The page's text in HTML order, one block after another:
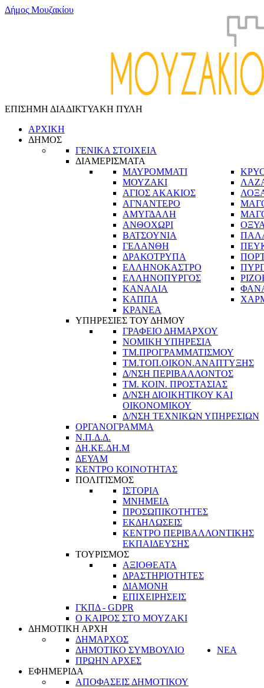
Δήμος Μουζακίου
ΕΠΙΣΗΜΗ ΔΙΑΔΙΚΤΥΑΚΗ ΠΥΛΗ
ΑΡΧΙΚΗ
ΔΗΜΟΣ
ΓΕΝΙΚΑ ΣΤΟΙΧΕΙΑ
ΔΙΑΜΕΡΙΣΜΑΤΑ
ΜΑΥΡΟΜΜΑΤΙ
ΜΟΥΖΑΚΙ
ΑΓΙΟΣ ΑΚΑΚΙΟΣ
ΑΓΝΑΝΤΕΡΟ
ΑΜΥΓΔΑΛΗ
ΑΝΘΟΧΩΡΙ
ΒΑΤΣΟΥΝΙΑ
ΓΕΛΑΝΘΗ
ΔΡΑΚΟΤΡΥΠΑ
ΕΛΛΗΝΟΚΑΣΤΡΟ
ΕΛΛΗΝΟΠΥΡΓΟΣ
ΚΑΝΑΛΙΑ
ΚΑΠΠΑ
ΚΡΑΝΕΑ
ΥΠΗΡΕΣΙΕΣ ΤΟΥ ΔΗΜΟΥ
ΓΡΑΦΕΙΟ ΔΗΜΑΡΧΟΥ
ΝΟΜΙΚΗ ΥΠΗΡΕΣΙΑ
ΤΜ.ΠΡΟΓΡΑΜΜΑΤΙΣΜΟΥ
ΤΜ.ΤΟΠ.ΟΙΚΟΝ.ΑΝΑΠΤΥΞΗΣ
Δ/ΝΣΗ ΠΕΡΙΒΑΛΛΟΝΤΟΣ
ΤΜ. ΚΟΙΝ. ΠΡΟΣΤΑΣΙΑΣ
Δ/ΝΣΗ ΔΙΟΙΚΗΤΙΚΟΥ ΚΑΙ
ΟΙΚΟΝΟΜΙΚΟΥ
Δ/ΝΣΗ ΤΕΧΝΙΚΩΝ ΥΠΗΡΕΣΙΩΝ
ΟΡΓΑΝΟΓΡΑΜΜΑ
Ν.Π.Δ.Δ.
ΔΗ.ΚΕ.ΔΗ.Μ
ΔΕΥΑΜ
ΚΕΝΤΡΟ ΚΟΙΝΟΤΗΤΑΣ
ΠΟΛΙΤΙΣΜΟΣ
ΙΣΤΟΡΙΑ
ΜΝΗΜΕΙΑ
ΠΡΟΣΩΠΙΚΟΤΗΤΕΣ
ΕΚΔΗΛΩΣΕΙΣ
ΚΕΝΤΡΟ ΠΕΡΙΒΑΛΛΟΝΤΙΚΗΣ
ΕΚΠΑΙΔΕΥΣΗΣ
ΤΟΥΡΙΣΜΟΣ
ΑΞΙΟΘΕΑΤΑ
ΔΡΑΣΤΗΡΙΟΤΗΤΕΣ
ΔΙΑΜΟΝΗ
ΕΠΙΧΕΙΡΗΣΕΙΣ
ΓΚΠΔ - GDPR
Ο ΚΑΙΡΟΣ ΣΤΟ ΜΟΥΖΑΚΙ
ΔΗΜΟΤΙΚΗ ΑΡΧΗ
ΔΗΜΑΡΧΟΣ
ΔΗΜΟΤΙΚΟ ΣΥΜΒΟΥΛΙΟ
ΠΡΩΗΝ ΑΡΧΕΣ
ΝΕΑ
ΕΦΗΜΕΡΙΔΑ
ΑΠΟΦΑΣΕΙΣ ΔΗΜΟΤΙΚΟΥ